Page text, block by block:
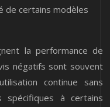
de certains modèles
la performance de
négatifs sont souvent
continue sans
à certains